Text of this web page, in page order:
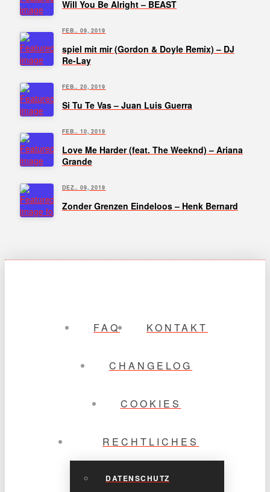
Will You Be Alright – BEAST
FEB.. 09, 2019
spiel mit mir (Gordon & Doyle Remix) – DJ
Re-Lay
FEB.. 20, 2019
Si Tu Te Vas – Juan Luis Guerra
FEB.. 10, 2019
Love Me Harder (feat. The Weeknd) – Ariana
Grande
DEZ.. 09, 2019
Zonder Grenzen Eindeloos – Henk Bernard
FAQ KONTAKT
CHANGELOG
COOKIES
RECHTLICHES
DATENSCHUTZ